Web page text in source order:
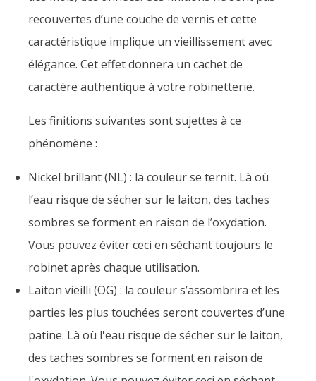
recouvertes d’une couche de vernis et cette
caractéristique implique un vieillissement avec
élégance. Cet effet donnera un cachet de
caractère authentique à votre robinetterie.
Les finitions suivantes sont sujettes à ce
phénomène :
Nickel brillant (NL) : la couleur se ternit. Là où
l’eau risque de sécher sur le laiton, des taches
sombres se forment en raison de l’oxydation.
Vous pouvez éviter ceci en séchant toujours le
robinet après chaque utilisation.
Laiton vieilli (OG) : la couleur s’assombrira et les
parties les plus touchées seront couvertes d’une
patine. Là où l'eau risque de sécher sur le laiton,
des taches sombres se forment en raison de